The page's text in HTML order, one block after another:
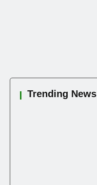
Trending News